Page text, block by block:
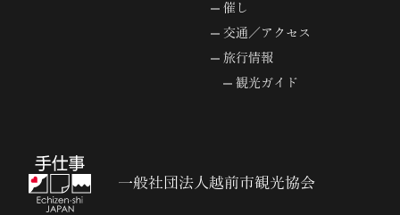
催し
交通／アクセス
旅行情報
観光ガイド
一般社団法人越前市観光協会